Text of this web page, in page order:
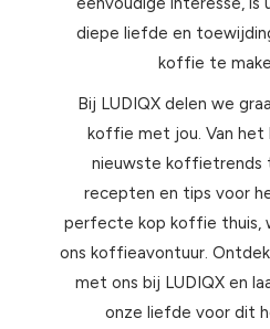
diepe liefde en
koffie te
Bij LUDIQX delen we
koffie met jou. Van het
nieuwste koffietrends
recepten en tips voor
perfecte kop koffie thuis,
ons koffieavontuur.
met ons bij LUDIQX en
onze liefde voor dit